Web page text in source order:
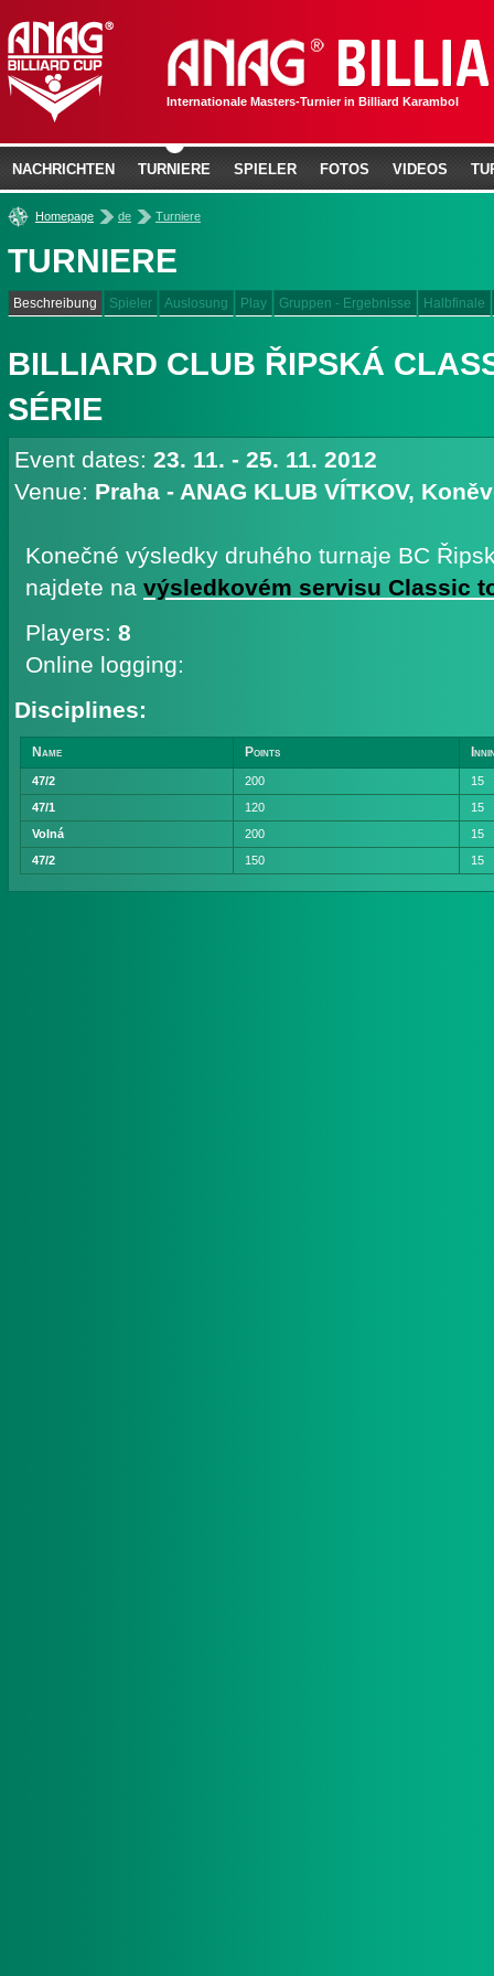
Homepage
» de
» Turniere
TURNIERE
Beschreibung Spieler Auslosung Play Gruppen - Ergebnisse Halbfinale
BILLIARD CLUB ŘIPSKÁ
SÉRIE
Event dates: 23. 11. - 25. 11. 2012
Venue: Praha - ANAG KLUB VÍTKOV,
Konečné výsledky druhého turnaje BC
najdete na výsledkovém servisu Classic
Players: 8
Online logging:
Disciplines:
Name Points
47/2 200
15
47/1
120
15
Volná
200
15
47/2
150 15
Internationale Masters-Turnier in Billiard Karambol
NACHRICHTEN TURNIERE SPIELER FOTOS VIDEOS